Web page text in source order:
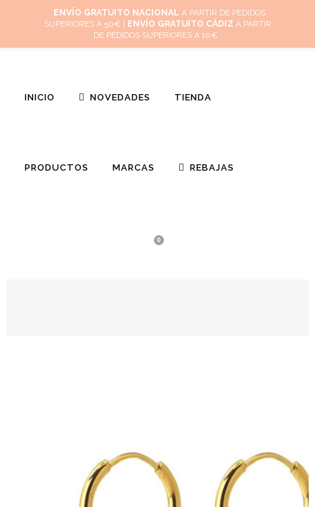
Mi cuenta Cuidado de tus joyas Conócenos Contacta
INICIO NOVEDADES TIENDA
PRODUCTOS MARCAS REBAJAS
0
ENVÍO GRATUITO NACIONAL A PARTIR DE PEDIDOS
SUPERIORES A 50€ |
ENVÍO GRATUITO CÁDIZ A PARTIR
DE PEDIDOS SUPERIORES A 10€